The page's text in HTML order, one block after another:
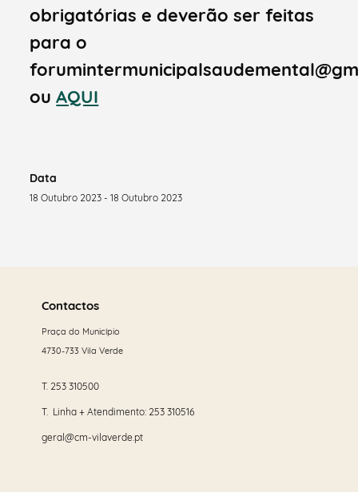
obrigatórias e deverão ser feitas
para o
ouAQUI
Data
18 Outubro 2023 - 18 Outubro 2023
maisContactos
Praça do Município
4730-733 Vila Verde
T. 253 310500
T. Linha + Atendimento: 253 310516
geral@cm-vilaverde.pt